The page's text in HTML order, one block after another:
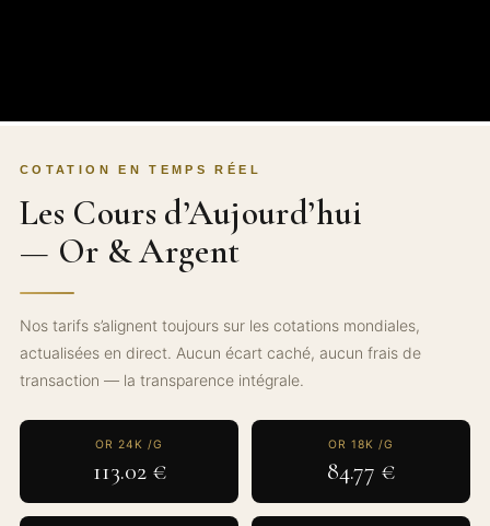
COTATION EN TEMPS RÉEL
Les Cours d’Aujourd’hui
— Or & Argent
Nos tarifs s’alignent toujours sur les cotations mondiales,
actualisées en direct. Aucun écart caché, aucun frais de
transaction — la transparence intégrale.
OR 24K /G
113.02 €
OR 18K /G
84.77 €